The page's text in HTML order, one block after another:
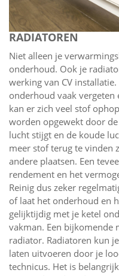
RADIATOREN
Niet alleen je
onderhoud. Ook je
werking van CV
onderhoud vaak
kan er zich veel stof
worden opgewekt door
lucht stijgt en de koude
meer stof terug te vinden
andere plaatsen. Een
rendement en het
Reinig dus zeker
of laat het onderhoud en
gelijktijdig met je ketel
vakman. Een bijkomende
radiator. Radiatoren kun
laten uitvoeren door je
technicus. Het is